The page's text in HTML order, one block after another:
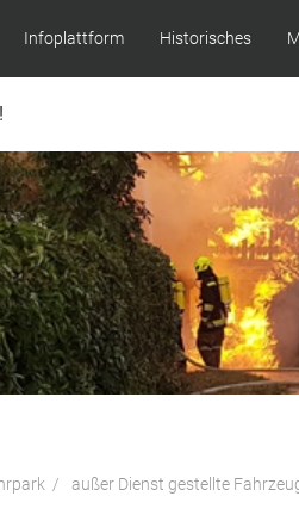
Infoplattform Historisches
außer Dienst gestellte